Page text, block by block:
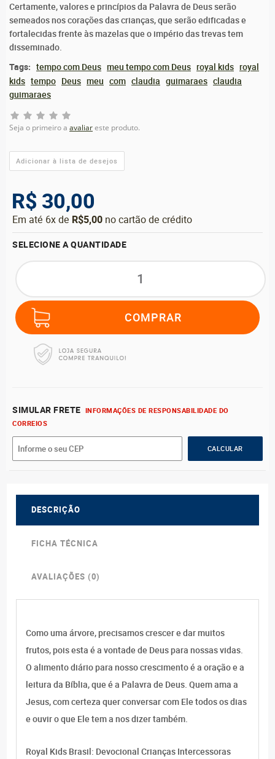
Certamente, valores e princípios da Palavra de Deus serão
semeados nos corações das crianças, que serão edificadas e
fortalecidas frente às mazelas que o império das trevas tem
disseminado.
Tags: tempo com Deus meu tempo com Deus royal kids royal
kids tempo Deus meu com claudia guimaraes claudia
guimaraes
Seja o primeiro a avaliareste produto.
R$ 30,00
Em até 6x de R$5,00 no cartão de crédito
SELECIONE A QUANTIDADE
SIMULAR FRETE INFORMAÇÕES DE RESPONSABILIDADE DO
CORREIOS
DESCRIÇÃO
FICHA TÉCNICA
AVALIAÇÕES (0)
Como uma árvore, precisamos crescer e dar muitos
frutos, pois esta é a vontade de Deus para nossas vidas.
O alimento diário para nosso crescimento é a oração e a
leitura da Bíblia, que é a Palavra de Deus. Quem ama a
Jesus, com certeza quer conversar com Ele todos os dias
e ouvir o que Ele tem a nos dizer também.
Royal Kids Brasil: Devocional Crianças Intercessoras